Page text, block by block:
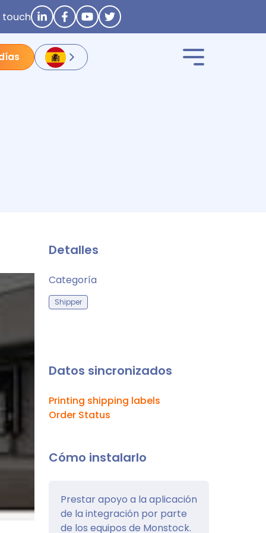
touch
Detalles
Categoría
Shipper
Datos sincronizados
Printing shipping labels
Order Status
Cómo instalarlo
Prestar apoyo a la aplicación
de la integración por parte
de los equipos de Monstock.